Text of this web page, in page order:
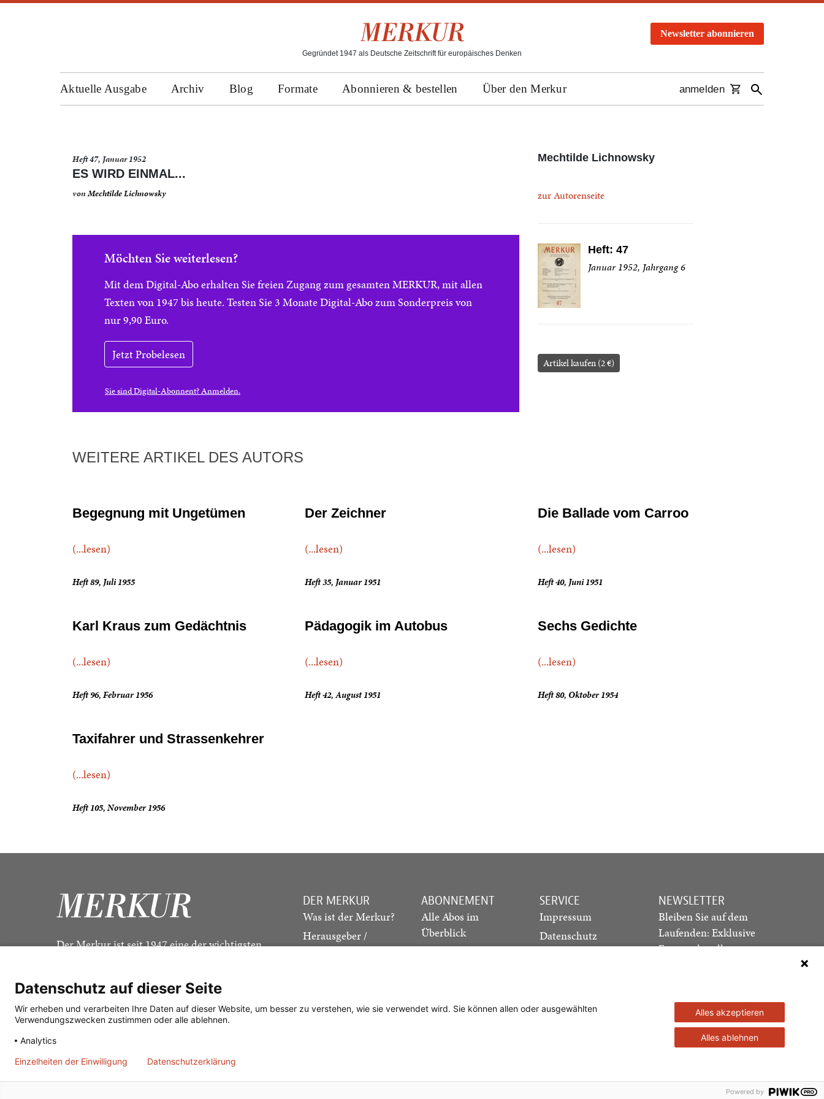
Gegründet 1947 als Deutsche Zeitschrift für europäisches Denken
Newsletter abonnieren
Aktuelle Ausgabe Archiv Blog Formate Abonnieren & bestellen Über den Merkur anmelden
Heft 47, Januar 1952
ES WIRD EINMAL...
vonMechtilde Lichnowsky
Möchten Sie weiterlesen?
Mit dem Digital-Abo erhalten Sie freien Zugang zum gesamten MERKUR, mit allen
Texten von 1947 bis heute. Testen Sie 3 Monate Digital-Abo zum Sonderpreis von
nur 9,90 Euro.
Jetzt Probelesen
Sie sind Digital-Abonnent? Anmelden.
Mechtilde Lichnowsky
zur Autorenseite
Heft: 47
Januar 1952, Jahrgang 6
Artikel kaufen (2 €)
WEITERE ARTIKEL DES AUTORS
Begegnung mit Ungetümen
(...lesen)
Heft 89, Juli 1955
Der Zeichner
(...lesen)
Heft 35, Januar 1951
Die Ballade vom Carroo
(...lesen)
Heft 40, Juni 1951
Karl Kraus zum Gedächtnis
(...lesen)
Heft 96, Februar 1956
Pädagogik im Autobus
(...lesen)
Heft 42, August 1951
Sechs Gedichte
(...lesen)
Heft 80, Oktober 1954
Taxifahrer und Strassenkehrer
(...lesen)
Heft 105, November 1956
Der Merkur ist seit 1947 eine der wichtigsten
DER MERKUR
Was ist der Merkur?
Herausgeber /
Redaktion
ABONNEMENT
Alle Abos im
Überblick
Print-Abo
Studierenden-Abo
SERVICE
Impressum
Datenschutz
NEWSLETTER
Bleiben Sie auf dem
Laufenden: Exklusive
Essays, aktuelle
Newsletter abonnieren
Datenschutz auf dieser Seite
Wir erheben und verarbeiten Ihre Daten auf dieser Website, um besser zu verstehen, wie sie verwendet wird. Sie können allen oder ausgewählten
Verwendungszwecken zustimmen oder alle ablehnen.
Analytics
Alles akzeptieren
Alles ablehnen
Einzelheiten der Einwilligung Datenschutzerklärung
Powered by